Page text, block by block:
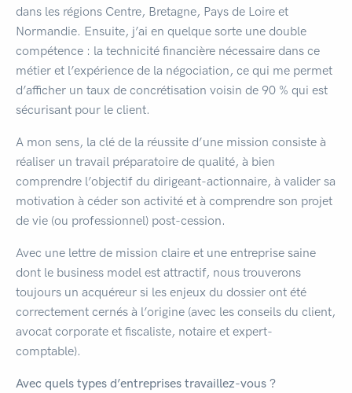
dans les régions Centre, Bretagne, Pays de Loire et
Normandie. Ensuite, j’ai en quelque sorte une double
compétence : la technicité financière nécessaire dans ce
métier et l’expérience de la négociation, ce qui me permet
d’afficher un taux de concrétisation voisin de 90 % qui est
sécurisant pour le client.
A mon sens, la clé de la réussite d’une mission consiste à
réaliser un travail préparatoire de qualité, à bien
comprendre l’objectif du dirigeant-actionnaire, à valider sa
motivation à céder son activité et à comprendre son projet
de vie (ou professionnel) post-cession.
Avec une lettre de mission claire et une entreprise saine
dont le business model est attractif, nous trouverons
toujours un acquéreur si les enjeux du dossier ont été
correctement cernés à l’origine (avec les conseils du client,
avocat corporate et fiscaliste, notaire et expert-
comptable).
Avec quels types d’entreprises travaillez-vous ?